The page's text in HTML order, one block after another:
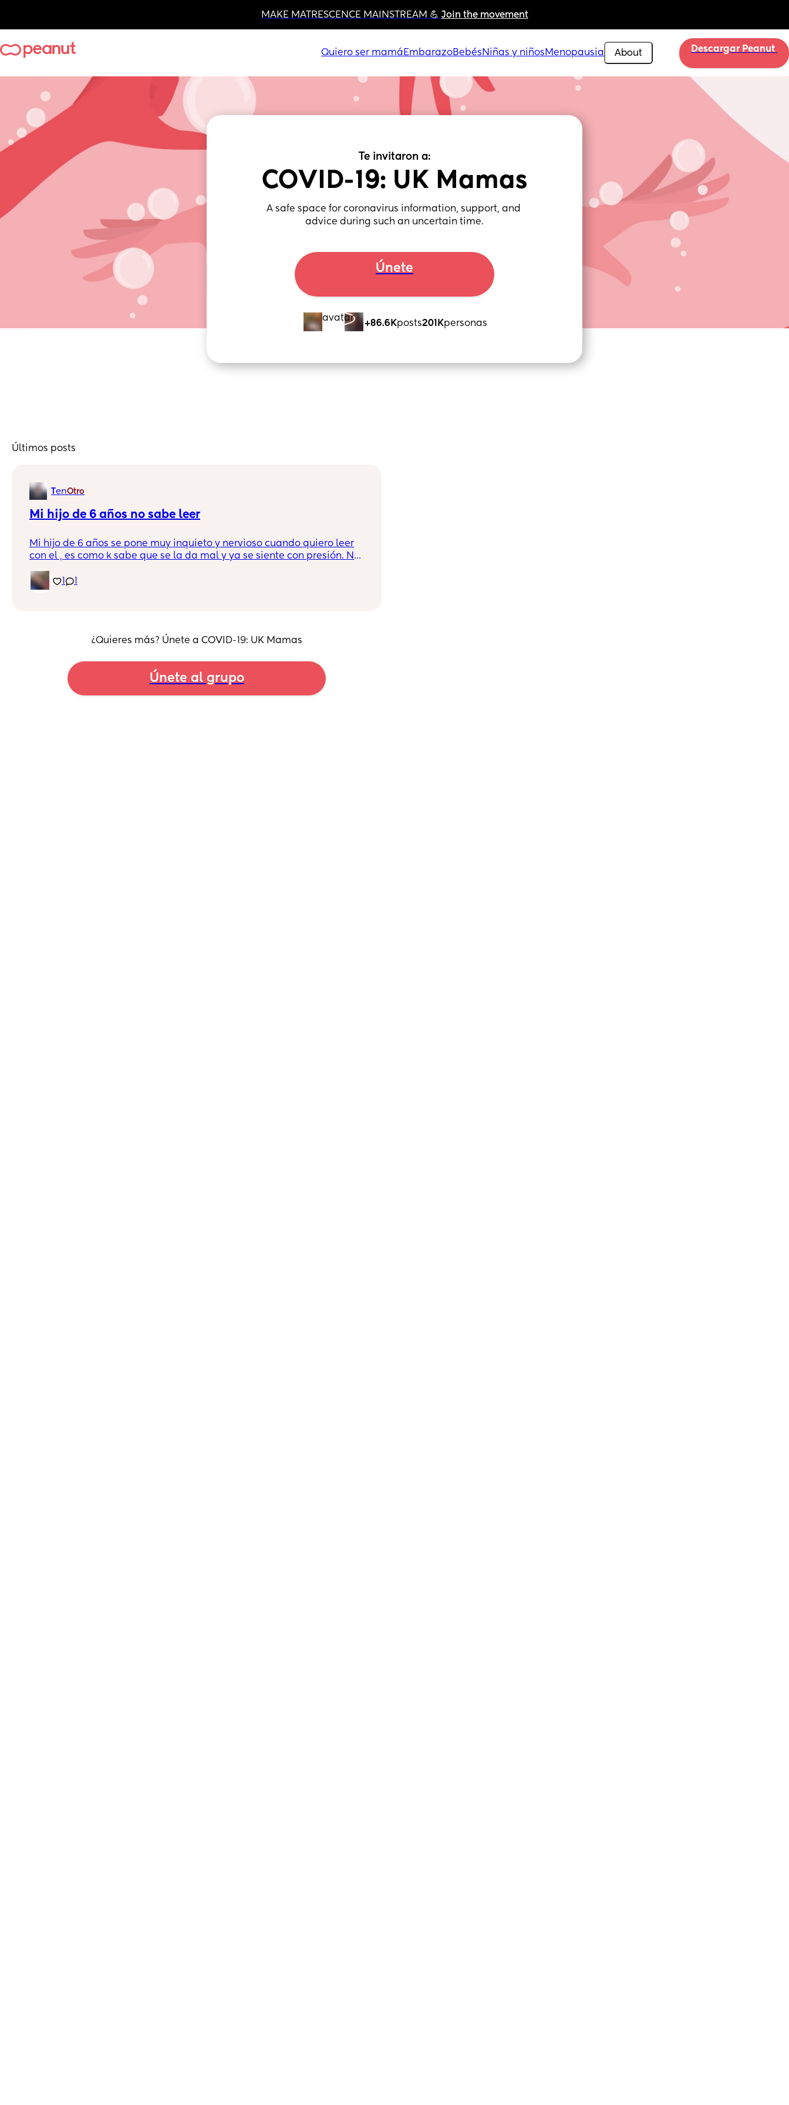
MAKE MATRESCENCE MAINSTREAM 💪 Join the movement
Quiero ser mamá EmbarazoBebés Niñas y niños Menopausia About Descargar Peanut
Te invitaron a:
COVID-19: UK Mamas
A safe space for coronavirus information, support, and
advice during such an uncertain time.
Únete
+86.6Kposts201Kpersonas
Últimos posts
TenOtro
Mi hijo de 6 años no sabe leer
Mi hijo de 6 años se pone muy inquieto y nervioso cuando quiero leer
con el , es como k sabe que se la da mal y ya se siente con presión. No
normal no se que hacer
¿Quieres más? Únete a COVID-19: UK Mamas
Únete al grupo